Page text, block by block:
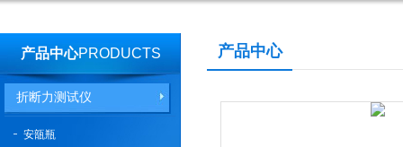
产品中心PRODUCTS
折断力测试仪
安瓿瓶
产品中心